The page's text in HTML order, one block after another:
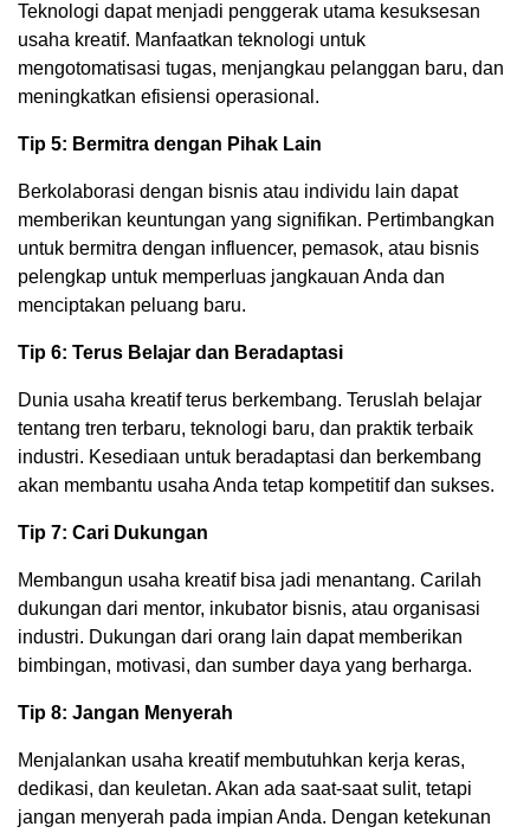
Teknologi dapat menjadi penggerak utama kesuksesan
usaha kreatif. Manfaatkan teknologi untuk
mengotomatisasi tugas, menjangkau pelanggan baru, dan
meningkatkan efisiensi operasional.
Tip 5: Bermitra dengan Pihak Lain
Berkolaborasi dengan bisnis atau individu lain dapat
memberikan keuntungan yang signifikan. Pertimbangkan
untuk bermitra dengan influencer, pemasok, atau bisnis
pelengkap untuk memperluas jangkauan Anda dan
menciptakan peluang baru.
Tip 6: Terus Belajar dan Beradaptasi
Dunia usaha kreatif terus berkembang. Teruslah belajar
tentang tren terbaru, teknologi baru, dan praktik terbaik
industri. Kesediaan untuk beradaptasi dan berkembang
akan membantu usaha Anda tetap kompetitif dan sukses.
Tip 7: Cari Dukungan
Membangun usaha kreatif bisa jadi menantang. Carilah
dukungan dari mentor, inkubator bisnis, atau organisasi
industri. Dukungan dari orang lain dapat memberikan
bimbingan, motivasi, dan sumber daya yang berharga.
Tip 8: Jangan Menyerah
Menjalankan usaha kreatif membutuhkan kerja keras,
dedikasi, dan keuletan. Akan ada saat-saat sulit, tetapi
jangan menyerah pada impian Anda. Dengan ketekunan